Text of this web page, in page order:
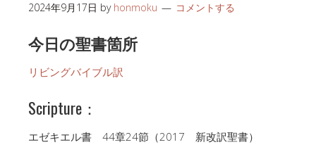
2024年9月17日 by honmoku コメントする
今日の聖書箇所
リビングバイブル訳
Scripture：
エゼキエル書 44章24節（2017 新改訳聖書）